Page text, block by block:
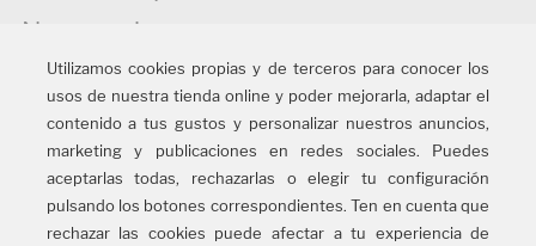
Normas de uso
Política de cookies
Información legal
Política de calidad
Utilizamos cookies propias y de terceros para conocer los
usos de nuestra tienda online y poder mejorarla, adaptar el
contenido a tus gustos y personalizar nuestros anuncios,
marketing y publicaciones en redes sociales. Puedes
aceptarlas todas, rechazarlas o elegir tu configuración
pulsando los botones correspondientes. Ten en cuenta que
rechazar las cookies puede afectar a tu experiencia de